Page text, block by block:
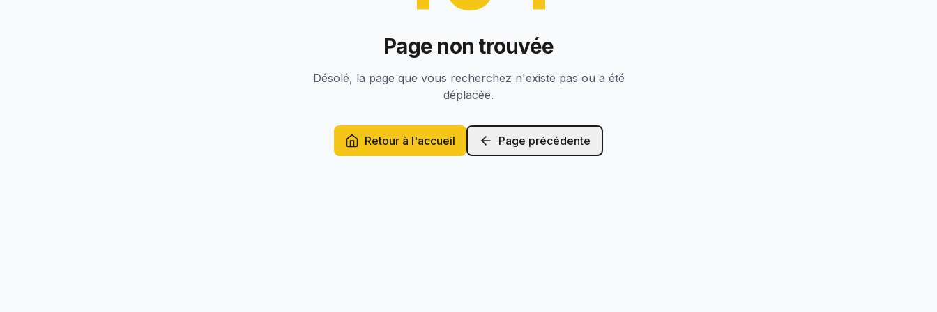
Page non trouvée
Désolé, la page que vous recherchez n'existe pas ou a été
déplacée.
Retour à l'accueil Page précédente